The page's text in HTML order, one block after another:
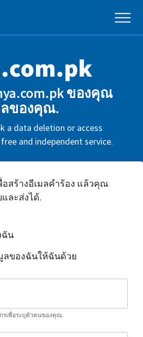
ของคุณ
ของคุณ.
a data deletion or access
and independent service.
สร้างอีเมลคำร้อง แล้วคุณ
ละส่งได้.
ฉัน
ลของฉันให้ฉันด้วย
รเพื่อระบุตัวตนของคุณ.